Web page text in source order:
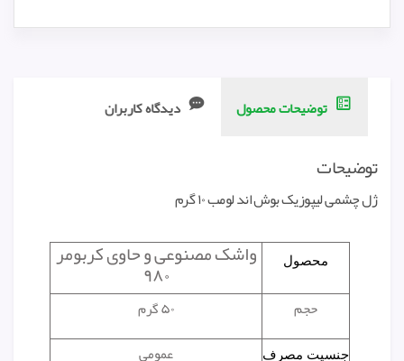
توضیحات محصول دیدگاه کاربران
توضیحات
ژل چشمی لیپوزیک بوش اند لومب ۱۰ گرم
محصول واشک مصنوعی و حاوی کربومر
۹۸۰
حجم ۵۰ گرم
جنسیت مصرف عمومی